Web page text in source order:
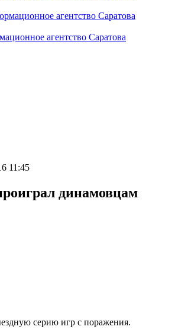
агентство Саратова
11:45
динамовцам
серию игр с поражения.